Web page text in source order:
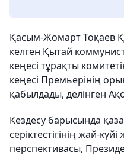
Қасым-Жомарт Тоқаев
келген Қытай
кеңесі тұрақты
кеңесі Премьерінің
қабылдады, делінген
Кездесу барысында
серіктестігінің жай-
перспективасы,